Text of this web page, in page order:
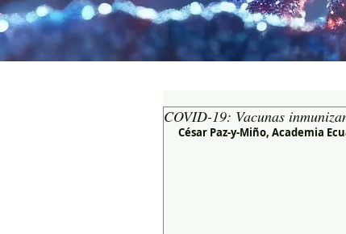
COVID-19: Vacunas
César Paz-y-Miño, Academia